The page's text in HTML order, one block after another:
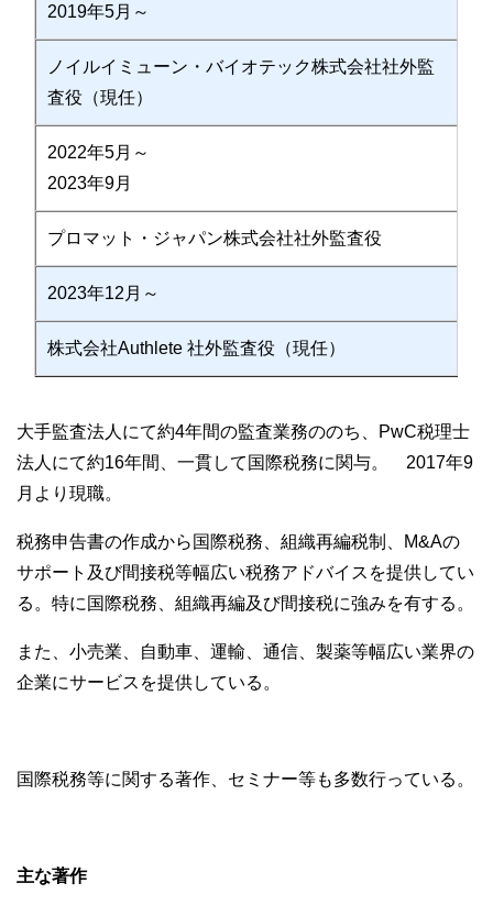
2019年5月～
ノイルイミューン・バイオテック株式会社社外監
査役（現任）
2022年5月～
2023年9月
プロマット・ジャパン株式会社社外監査役
2023年12月～
株式会社Authlete 社外監査役（現任）
大手監査法人にて約4年間の監査業務ののち、PwC税理士
法人にて約16年間、一貫して国際税務に関与。 2017年9
月より現職。
税務申告書の作成から国際税務、組織再編税制、M&Aの
サポート及び間接税等幅広い税務アドバイスを提供してい
る。特に国際税務、組織再編及び間接税に強みを有する。
また、小売業、自動車、運輸、通信、製薬等幅広い業界の
企業にサービスを提供している。
国際税務等に関する著作、セミナー等も多数行っている。
主な著作